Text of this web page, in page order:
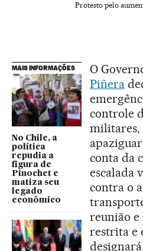
Protesto pelo
MAIS INFORMAÇÕES
No Chile, a
política
repudia a
figura de
Pinochet e
matiza seu
legado
econômico
O
Piñera
controle
militares,
conta da
escalada
contra o
reunião e
restrita e